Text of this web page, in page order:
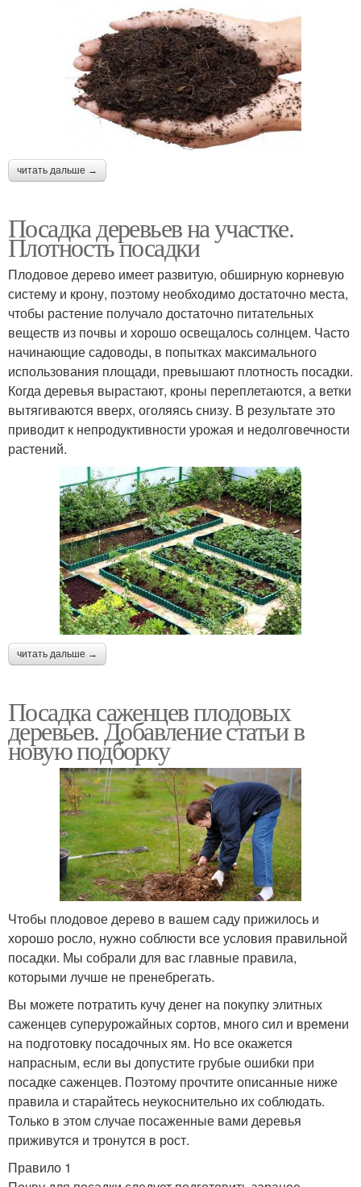
читать дальше →
Посадка деревьев на участке.
Плотность посадки
Плодовое дерево имеет развитую, обширную корневую
систему и крону, поэтому необходимо достаточно места,
чтобы растение получало достаточно питательных
веществ из почвы и хорошо освещалось солнцем. Часто
начинающие садоводы, в попытках максимального
использования площади, превышают плотность посадки.
Когда деревья вырастают, кроны переплетаются, а ветки
вытягиваются вверх, оголяясь снизу. В результате это
приводит к непродуктивности урожая и недолговечности
растений.
читать дальше →
Посадка саженцев плодовых
деревьев. Добавление статьи в
новую подборку
Чтобы плодовое дерево в вашем саду прижилось и
хорошо росло, нужно соблюсти все условия правильной
посадки. Мы собрали для вас главные правила,
которыми лучше не пренебрегать.
Вы можете потратить кучу денег на покупку элитных
саженцев суперурожайных сортов, много сил и времени
на подготовку посадочных ям. Но все окажется
напрасным, если вы допустите грубые ошибки при
посадке саженцев. Поэтому прочтите описанные ниже
правила и старайтесь неукоснительно их соблюдать.
Только в этом случае посаженные вами деревья
приживутся и тронутся в рост.
Правило 1